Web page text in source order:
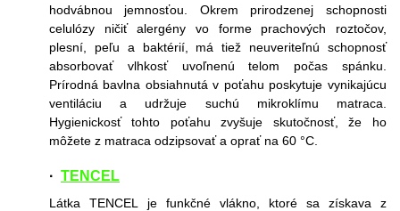
hodvábnou jemnosťou. Okrem prirodzenej schopnosti
celulózy ničiť alergény vo forme prachových roztočov,
plesní, peľu a baktérií, má tiež neuveriteľnú schopnosť
absorbovať vlhkosť uvoľnenú telom počas spánku.
Prírodná bavlna obsiahnutá v poťahu poskytuje vynikajúcu
ventiláciu a udržuje suchú mikroklímu matraca.
Hygienickosť tohto poťahu zvyšuje skutočnosť, že ho
môžete z matraca odzipsovať a oprať na 60 °C.
· TENCEL
Látka TENCEL je funkčné vlákno, ktoré sa získava z